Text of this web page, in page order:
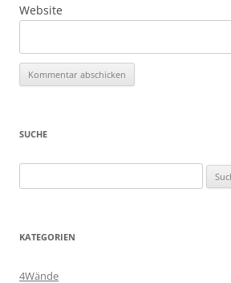
Website
SUCHE
nach:
KATEGORIEN
4Wände